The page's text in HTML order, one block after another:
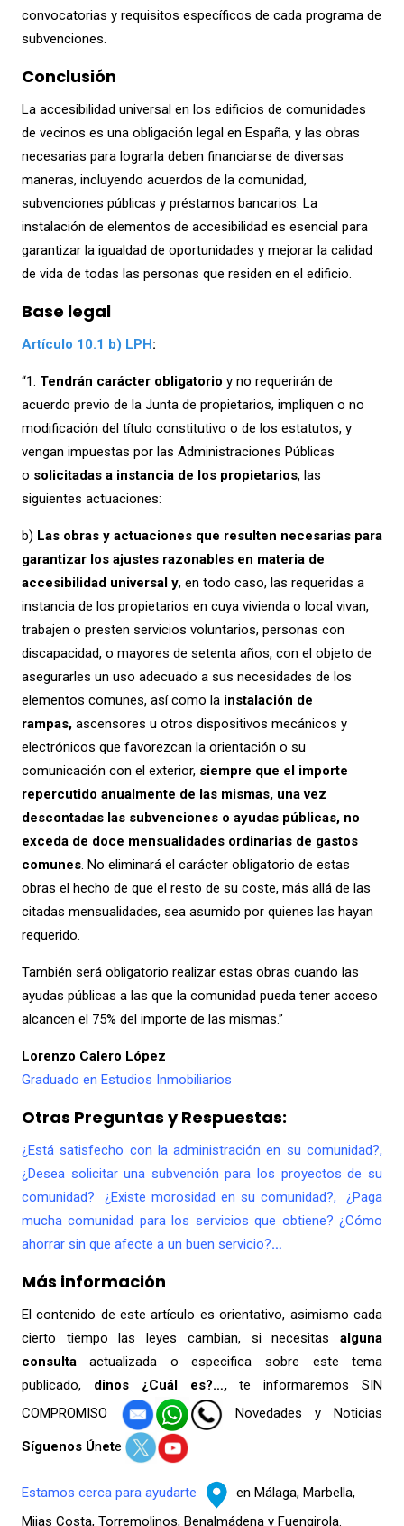
convocatorias y requisitos específicos de cada programa de
subvenciones.
Conclusión
La accesibilidad universal en los edificios de comunidades
de vecinos es una obligación legal en España, y las obras
necesarias para lograrla deben financiarse de diversas
maneras, incluyendo acuerdos de la comunidad,
subvenciones públicas y préstamos bancarios. La
instalación de elementos de accesibilidad es esencial para
garantizar la igualdad de oportunidades y mejorar la calidad
de vida de todas las personas que residen en el edificio.
Base legal
Artículo 10.1 b) LPH :
“1. Tendrán carácter obligatorio y no requerirán de
acuerdo previo de la Junta de propietarios, impliquen o no
modificación del título constitutivo o de los estatutos, y
vengan impuestas por las Administraciones Públicas
o solicitadas a instancia de los propietarios, las
siguientes actuaciones:
b) Las obras y actuaciones que resulten necesarias para
garantizar los ajustes razonables en materia de
accesibilidad universal y, en todo caso, las requeridas a
instancia de los propietarios en cuya vivienda o local vivan,
trabajen o presten servicios voluntarios, personas con
discapacidad, o mayores de setenta años, con el objeto de
asegurarles un uso adecuado a sus necesidades de los
elementos comunes, así como la instalación de
rampas,ascensores u otros dispositivos mecánicos y
electrónicos que favorezcan la orientación o su
comunicación con el exterior, siempre que el importe
repercutido anualmente de las mismas, una vez
descontadas las subvenciones o ayudas públicas, no
exceda de doce mensualidades ordinarias de gastos
comunes. No eliminará el carácter obligatorio de estas
obras el hecho de que el resto de su coste, más allá de las
citadas mensualidades, sea asumido por quienes las hayan
requerido.
También será obligatorio realizar estas obras cuando las
ayudas públicas a las que la comunidad pueda tener acceso
alcancen el 75% del importe de las mismas.”
Lorenzo Calero López
Graduado en Estudios Inmobiliarios
Otras Preguntas y Respuestas:
¿Está satisfecho con la administración en su comunidad?,
¿Desea solicitar una subvención para los proyectos de su
comunidad? ¿Existe morosidad en su comunidad?, ¿Paga
mucha comunidad para los servicios que obtiene? ¿Cómo
ahorrar sin que afecte a un buen servicio?…
Más información
El contenido de este artículo es orientativo, asimismo cada
cierto tiempo las leyes cambian, si necesitas alguna
consultaactualizada o especifica sobre este tema
publicado, dinos ¿Cuál es?…,te informaremos SIN
COMPROMISO
Novedades y Noticias
Síguenos Únete
Estamos cerca para ayudarte
en Málaga, Marbella,
Mijas Costa, Torremolinos, Benalmádena y Fuengirola.